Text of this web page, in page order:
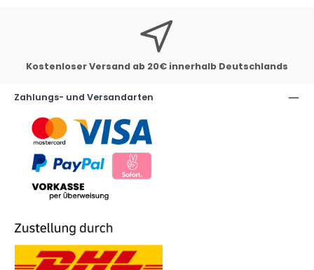
Kostenloser Versand ab 20€ innerhalb Deutschlands
Zahlungs- und Versandarten